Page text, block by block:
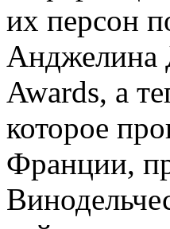
их персон
Анджелина
Awards, а
которое
Франции,